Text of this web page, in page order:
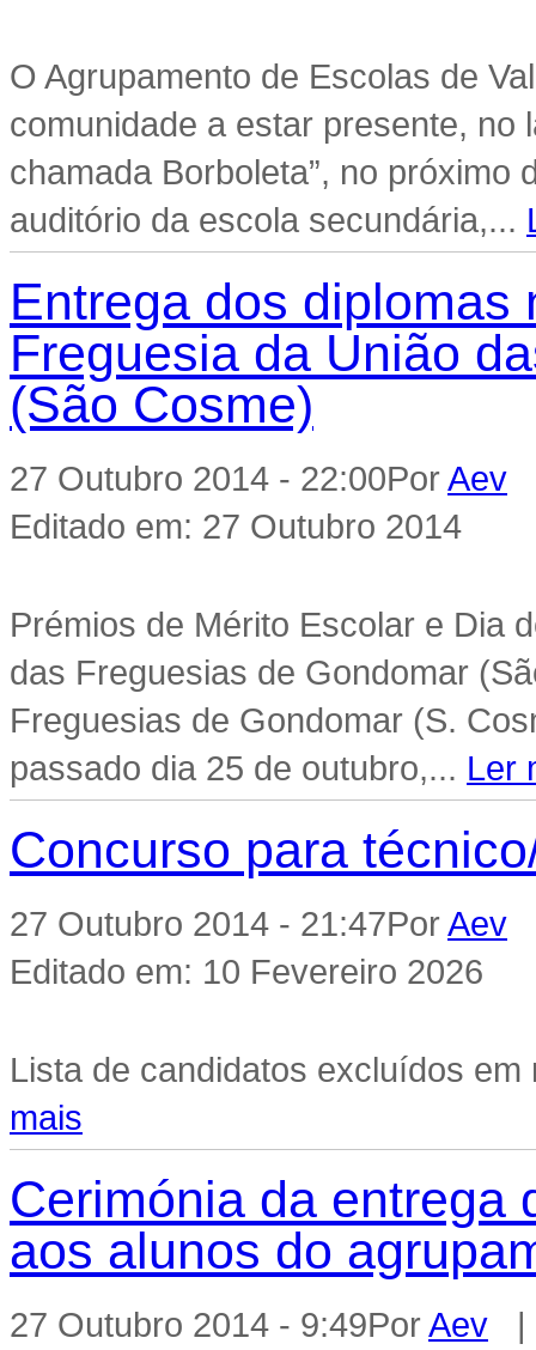
O Agrupamento de Escolas de
comunidade a estar presente, no
chamada Borboleta”, no próximo
auditório da escola secundária,...
Entrega dos diplomas
Freguesia da União
(São Cosme)
27 Outubro 2014 - 22:00PorAev
Editado em: 27 Outubro 2014
Prémios de Mérito Escolar e Dia
das Freguesias de Gondomar
Freguesias de Gondomar (S.
passado dia 25 de outubro,... Ler
Concurso para
27 Outubro 2014 - 21:47PorAev
Editado em: 10 Fevereiro 2026
Lista de candidatos excluídos
mais
Cerimónia da entrega
aos alunos do
27 Outubro 2014 - 9:49PorAev |